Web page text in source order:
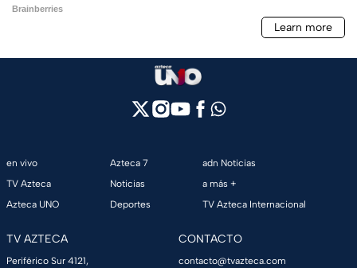
en vivo
TV Azteca
Azteca UNO
Azteca 7
Noticias
Deportes
adn Noticias
a más +
TV Azteca Internacional
TV AZTECA
Periférico Sur 4121,
CONTACTO
contacto@tvazteca.com